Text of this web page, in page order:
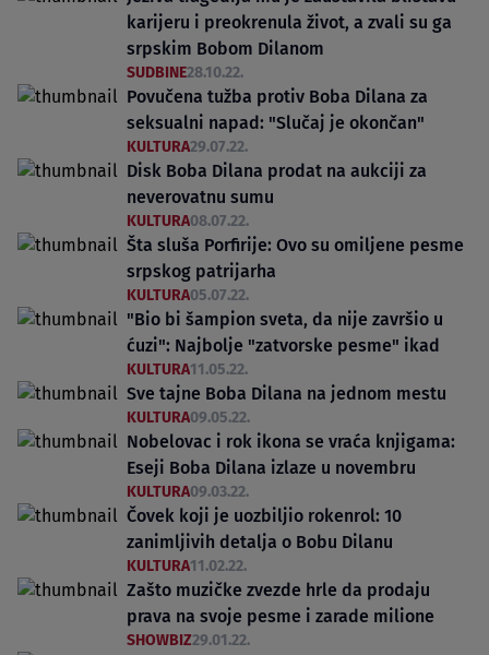
karijeru i preokrenula život, a zvali su ga
srpskim Bobom Dilanom
SUDBINE28.10.22.
Povučena tužba protiv Boba Dilana za
seksualni napad: "Slučaj je okončan"
KULTURA29.07.22.
Disk Boba Dilana prodat na aukciji za
neverovatnu sumu
KULTURA08.07.22.
Šta sluša Porfirije: Ovo su omiljene pesme
srpskog patrijarha
KULTURA05.07.22.
"Bio bi šampion sveta, da nije završio u
ćuzi": Najbolje "zatvorske pesme" ikad
KULTURA11.05.22.
Sve tajne Boba Dilana na jednom mestu
KULTURA09.05.22.
Nobelovac i rok ikona se vraća knjigama:
Eseji Boba Dilana izlaze u novembru
KULTURA09.03.22.
Čovek koji je uozbiljio rokenrol: 10
zanimljivih detalja o Bobu Dilanu
KULTURA11.02.22.
Zašto muzičke zvezde hrle da prodaju
prava na svoje pesme i zarade milione
SHOWBIZ29.01.22.